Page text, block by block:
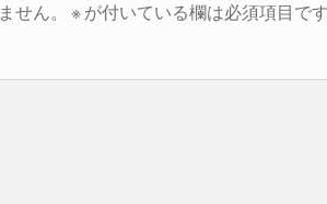
せん。 ※が付いている欄は必須項目です